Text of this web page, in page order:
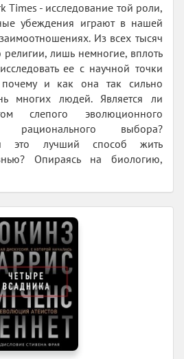
Times - исследование той роли,
убеждения играют в нашей
Из всех тысяч
лишь немногие, вплоть
ее с научной точки
почему и как она так сильно
многих людей. Является ли
слепого эволюционного
рационального выбора?
это лучший способ жить
Опираясь на биологию,